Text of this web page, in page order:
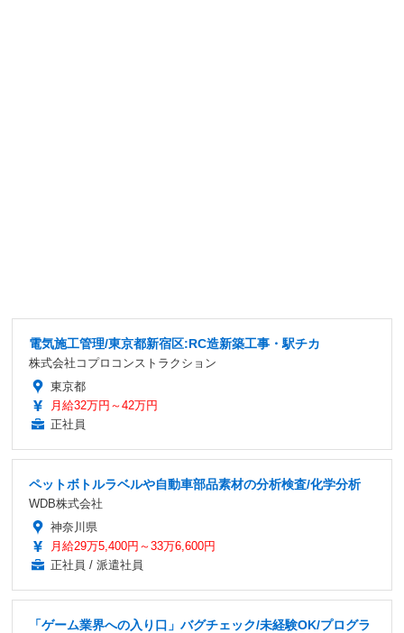
電気施工管理/東京都新宿区:RC造新築工事・駅チカ
株式会社コプロコンストラクション
東京都
月給32万円～42万円
正社員
ペットボトルラベルや自動車部品素材の分析検査/化学分析
WDB株式会社
神奈川県
月給29万5,400円～33万6,600円
正社員 / 派遣社員
「ゲーム業界への入り口」バグチェック/未経験OK/プログラ